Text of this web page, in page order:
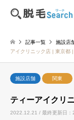
記事一覧 施設店
アイクリニック店 | 東京都
施設店舗 関東
ティーアイクリ
2022.12.21 / 最終更新日：